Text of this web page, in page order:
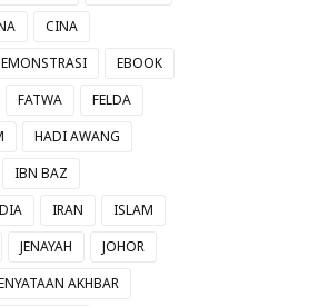
CINA
EBOOK
FATWA
FELDA
HADI AWANG
IBN BAZ
IRAN
ISLAM
JENAYAH
JOHOR
AKHBAR